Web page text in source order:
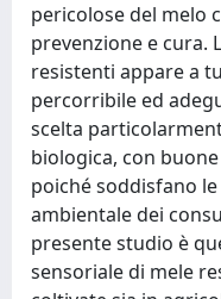
pericolose del melo
prevenzione e cura.
resistenti appare a
percorribile ed
scelta
biologica, con
poiché soddisfano
ambientale dei
presente studio è
sensoriale di mele